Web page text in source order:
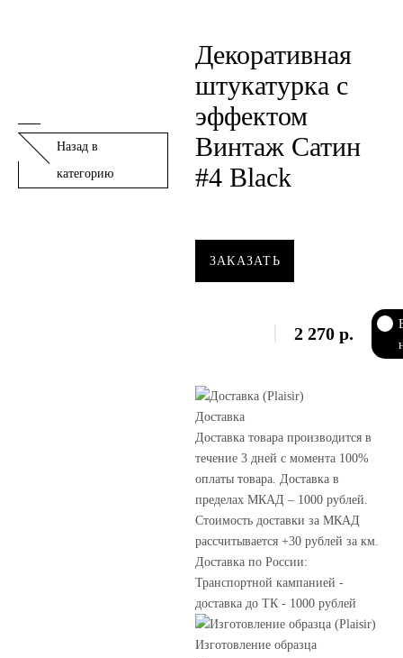
Назад в
категорию
Декоративная
штукатурка с
эффектом
Винтаж Сатин
#4 Black
ЗАКАЗАТЬ
2 270 р.
Доставка
Доставка товара производится в
течение 3 дней с момента 100%
оплаты товара. Доставка в
пределах МКАД – 1000 рублей.
Стоимость доставки за МКАД
рассчитывается +30 рублей за км.
Доставка по России:
Транспортной кампанией -
доставка до ТК - 1000 рублей
Изготовление образца